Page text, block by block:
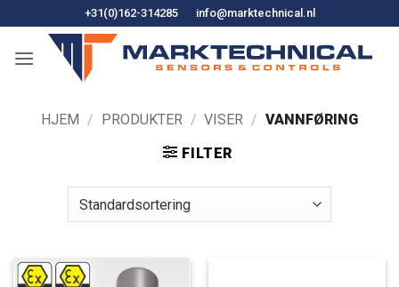
til
innhold
+31(0)162-314285 info@marktechnical.nl
HJEM / PRODUKTER / VISER / VANNFØRING
FILTER